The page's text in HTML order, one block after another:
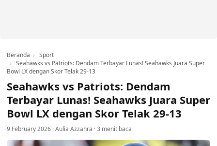
Beranda
Sport
Seahawks vs Patriots: Dendam Terbayar Lunas! Seahawks Juara Super
Bowl LX dengan Skor Telak 29-13
Seahawks vs Patriots: Dendam
Terbayar Lunas! Seahawks Juara Super
Bowl LX dengan Skor Telak 29-13
9 February 2026 ·Aulia Azzahra ·3 menit baca